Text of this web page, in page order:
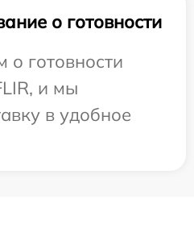
о готовности
готовности
и мы
в удобное